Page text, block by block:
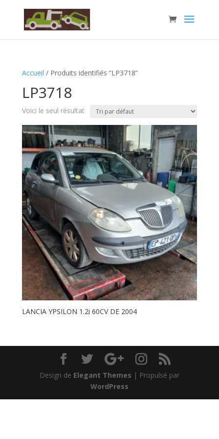
Accueil / Produits identifiés “LP3718”
LP3718
Voici le seul résultat
LANCIA YPSILON 1.2i 60CV DE 2004
Design de Elegant Themes | Propulsé par
WordPress